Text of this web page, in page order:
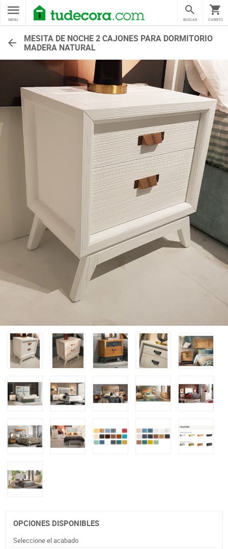
MENU CARRITO
BUSCAR
MESITA DE NOCHE 2 CAJONES PARA DORMITORIO
MADERA NATURAL
OPCIONES DISPONIBLES
Seleccione el acabado